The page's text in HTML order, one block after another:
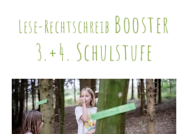
Lese-Rechtschreib Booster
3.+4. Schulstufe